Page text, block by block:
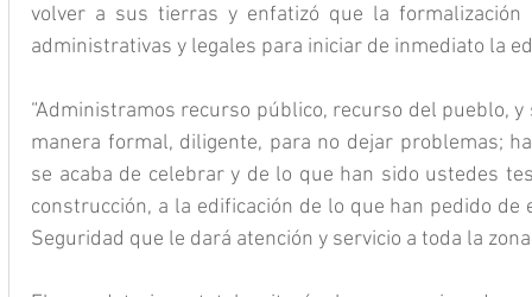
volver a sus tierras y enfatizó que la formalización
administrativas y legales para iniciar de inmediato
“Administramos recurso público, recurso del pueblo,
manera formal, diligente, para no dejar problemas;
se acaba de celebrar y de lo que han sido ustedes
construcción, a la edificación de lo que han pedido de
Seguridad que le dará atención y servicio a toda la